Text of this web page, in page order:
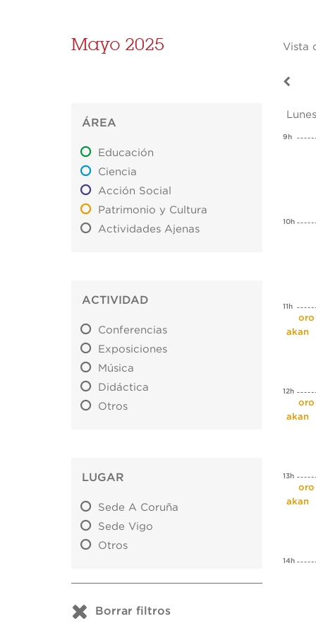
Mayo 2025 Vista
ÁREA
Educación
Ciencia
Acción Social
Patrimonio y Cultura
Actividades Ajenas
ACTIVIDAD
Conferencias
Exposiciones
Música
Didáctica
Otros
LUGAR
Sede A Coruña
Sede Vigo
Otros
Borrar filtros
9h
10h
11h
El
akan
12h
El
akan
13h
El
akan
14h